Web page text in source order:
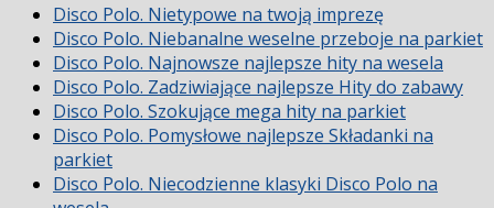
Disco Polo. Nietypowe na twoją imprezę
Disco Polo. Niebanalne weselne przeboje na parkiet
Disco Polo. Najnowsze najlepsze hity na wesela
Disco Polo. Zadziwiające najlepsze Hity do zabawy
Disco Polo. Szokujące mega hity na parkiet
Disco Polo. Pomysłowe najlepsze Składanki na
parkiet
Disco Polo. Niecodzienne klasyki Disco Polo na